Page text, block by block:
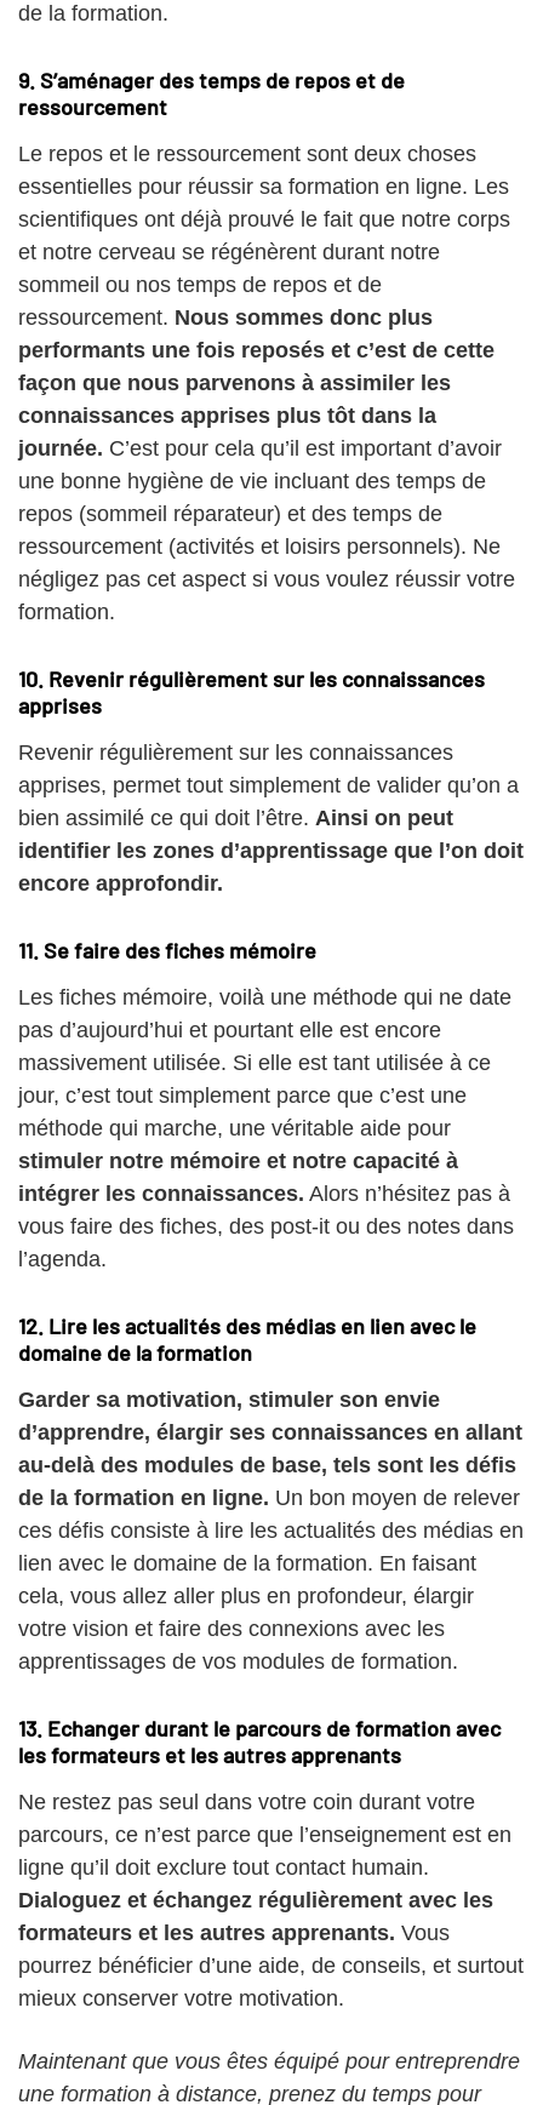
de la formation.
9. S’aménager des temps de repos et de
ressourcement
Le repos et le ressourcement sont deux choses
essentielles pour réussir sa formation en ligne. Les
scientifiques ont déjà prouvé le fait que notre corps
et notre cerveau se régénèrent durant notre
sommeil ou nos temps de repos et de
ressourcement. Nous sommes donc plus
performants une fois reposés et c’est de cette
façon que nous parvenons à assimiler les
connaissances apprises plus tôt dans la
journée. C’est pour cela qu’il est important d’avoir
une bonne hygiène de vie incluant des temps de
repos (sommeil réparateur) et des temps de
ressourcement (activités et loisirs personnels). Ne
négligez pas cet aspect si vous voulez réussir votre
formation.
10. Revenir régulièrement sur les connaissances
apprises
Revenir régulièrement sur les connaissances
apprises, permet tout simplement de valider qu’on a
bien assimilé ce qui doit l’être. Ainsi on peut
identifier les zones d’apprentissage que l’on doit
encore approfondir.
11. Se faire des fiches mémoire
Les fiches mémoire, voilà une méthode qui ne date
pas d’aujourd’hui et pourtant elle est encore
massivement utilisée. Si elle est tant utilisée à ce
jour, c’est tout simplement parce que c’est une
méthode qui marche, une véritable aide pour
stimuler notre mémoire et notre capacité à
intégrer les connaissances. Alors n’hésitez pas à
vous faire des fiches, des post-it ou des notes dans
l’agenda.
12. Lire les actualités des médias en lien avec le
domaine de la formation
Garder sa motivation, stimuler son envie
d’apprendre, élargir ses connaissances en allant
au-delà des modules de base, tels sont les défis
de la formation en ligne. Un bon moyen de relever
ces défis consiste à lire les actualités des médias en
lien avec le domaine de la formation. En faisant
cela, vous allez aller plus en profondeur, élargir
votre vision et faire des connexions avec les
apprentissages de vos modules de formation.
13. Echanger durant le parcours de formation avec
les formateurs et les autres apprenants
Ne restez pas seul dans votre coin durant votre
parcours, ce n’est parce que l’enseignement est en
ligne qu’il doit exclure tout contact humain.
Dialoguez et échangez régulièrement avec les
formateurs et les autres apprenants. Vous
pourrez bénéficier d’une aide, de conseils, et surtout
mieux conserver votre motivation.
Maintenant que vous êtes équipé pour entreprendre
une formation à distance, prenez du temps pour